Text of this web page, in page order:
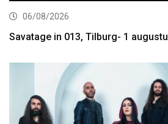
06/08/2026
Savatage in 013, Tilburg- 1